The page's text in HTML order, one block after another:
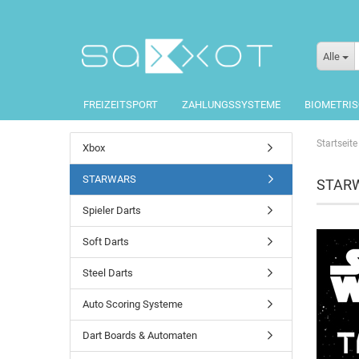
Alle
FREIZEITSPORT ZAHLUNGSSYSTEME
Startseite
Xbox
STARWARS
Spieler Darts
Soft Darts
Steel Darts
Auto Scoring Systeme
Dart Boards & Automaten